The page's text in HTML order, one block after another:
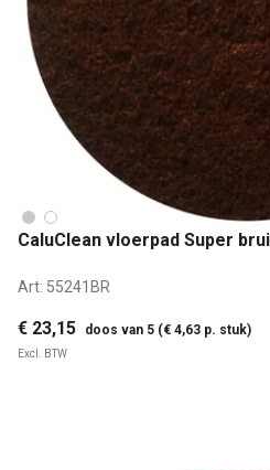
CaluClean vloerpad Super
Art: 55241BR
€ 23,15 doos van 5 (€ 4,63 p. stuk)
Excl. BTW